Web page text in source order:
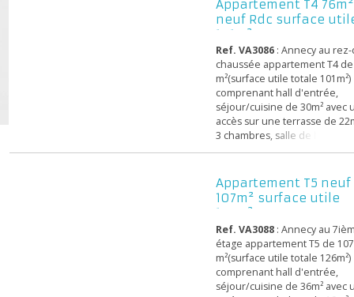
sur une terrasse de
un jardin de 44m², 4
buanderie, cave, garage.
proximité de toutes les
commodités commerces
,écoles, loisirs ,Mairie,
lac,transpo...
Appartement T4
neuf Rdc surface
101m²
Ref. VA3086: Annecy au
chaussée appartement
m²(surface utile totale
comprenant hall d'entrée,
séjour/cuisine de 30m²
3 chambres, salle de
séparé, cellier, place de
Espaces communs • Hall
d’entrée imaginé et
un architecte décorateur •
Éclairage automatique
paliers et sous-sols par
détecteurs de présence •
Appartement T5
107m² surface
126m²
Ref. VA3088: Annecy au
étage appartement T5 de